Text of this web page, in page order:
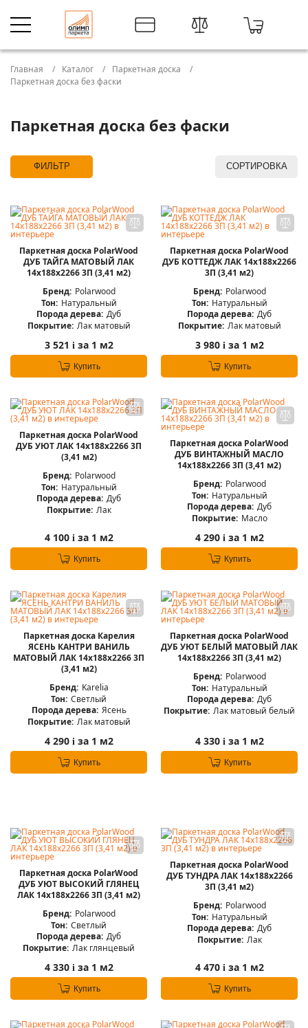
Главная Каталог
Паркетная доска
Паркетная доска без фаски
Паркетная доска без фаски
ФИЛЬТР СОРТИРОВКА
Паркетная доска PolarWood
ДУБ ТАЙГА МАТОВЫЙ ЛАК
14x188x2266 3П (3,41 м2)
Бренд: Polarwood
Тон: Натуральный
Порода дерева: Дуб
Покрытие: Лак матовый
3 521 iза 1 м2
Купить
Паркетная доска PolarWood
ДУБ КОТТЕДЖ ЛАК 14x188x2266
3П (3,41 м2)
Бренд: Polarwood
Тон: Натуральный
Порода дерева: Дуб
Покрытие: Лак матовый
3 980 iза 1 м2
Купить
Паркетная доска PolarWood
ДУБ УЮТ ЛАК 14x188x2266 3П
(3,41 м2)
Бренд: Polarwood
Тон: Натуральный
Порода дерева: Дуб
Покрытие: Лак
4 100 iза 1 м2
Купить
Паркетная доска PolarWood
ДУБ ВИНТАЖНЫЙ МАСЛО
14x188x2266 3П (3,41 м2)
Бренд: Polarwood
Тон: Натуральный
Порода дерева: Дуб
Покрытие: Масло
4 290 iза 1 м2
Купить
Паркетная доска Карелия
ЯСЕНЬ КАНТРИ ВАНИЛЬ
МАТОВЫЙ ЛАК 14x188x2266 3П
(3,41 м2)
Бренд: Karelia
Тон: Светлый
Порода дерева: Ясень
Покрытие: Лак матовый
4 290 iза 1 м2
Купить
Паркетная доска PolarWood
ДУБ УЮТ БЕЛЫЙ МАТОВЫЙ ЛАК
14x188x2266 3П (3,41 м2)
Бренд: Polarwood
Тон: Натуральный
Порода дерева: Дуб
Покрытие: Лак матовый белый
4 330 iза 1 м2
Купить
Паркетная доска PolarWood
ДУБ УЮТ ВЫСОКИЙ ГЛЯНЕЦ
ЛАК 14x188x2266 3П (3,41 м2)
Бренд: Polarwood
Тон: Светлый
Порода дерева: Дуб
Покрытие: Лак глянцевый
4 330 iза 1 м2
Купить
Паркетная доска PolarWood
ДУБ ТУНДРА ЛАК 14x188x2266
3П (3,41 м2)
Бренд: Polarwood
Тон: Натуральный
Порода дерева: Дуб
Покрытие: Лак
4 470 iза 1 м2
Купить